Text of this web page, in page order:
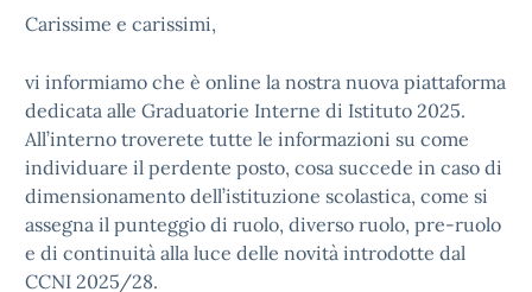
Carissime e carissimi,
vi informiamo che è online la nostra nuova piattaforma
dedicata alle Graduatorie Interne di Istituto 2025.
All’interno troverete tutte le informazioni su come
individuare il perdente posto, cosa succede in caso di
dimensionamento dell’istituzione scolastica, come si
assegna il punteggio di ruolo, diverso ruolo, pre-ruolo
e di continuità alla luce delle novità introdotte dal
CCNI 2025/28.